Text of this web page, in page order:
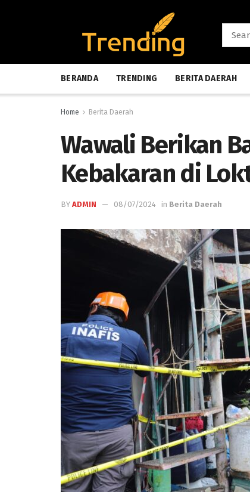
BERANDA TRENDING BERITA DAERAH
Home Berita Daerah
Wawali Berikan
Kebakaran di
BY ADMIN 08/07/2024 in Berita Daerah